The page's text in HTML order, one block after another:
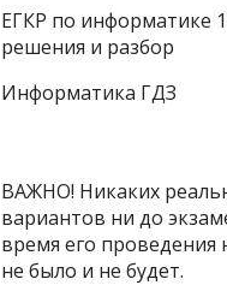
ЕГКР по информатике
решения и разбор
Информатика ГДЗ
ВАЖНО! Никаких
вариантов ни до
время его проведения
не было и не будет.